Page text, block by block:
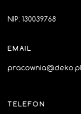
NIP: 130039768
EMAIL
pracownia@deko.pl
TELEFON